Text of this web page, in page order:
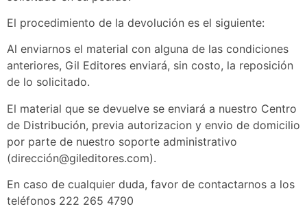
El procedimiento de la devolución es el siguiente:
Al enviarnos el material con alguna de las condiciones
anteriores, Gil Editores enviará, sin costo, la reposición
de lo solicitado.
El material que se devuelve se enviará a nuestro Centro
de Distribución, previa autorizacion y envio de domicilio
por parte de nuestro soporte administrativo
(dirección@gileditores.com).
En caso de cualquier duda, favor de contactarnos a los
teléfonos 222 265 4790